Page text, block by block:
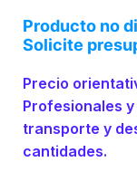
Producto no
Solicite
Precio
Profesionales
transporte y
cantidades.